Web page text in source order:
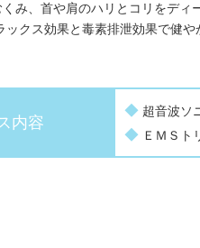
み、首や肩のハリとコリをディ
ックス効果と毒素排泄効果で健や
内容
◆ 超音波
◆ ＥＭＳ